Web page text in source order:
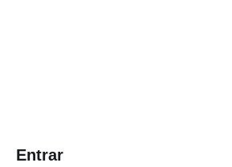
Entrar